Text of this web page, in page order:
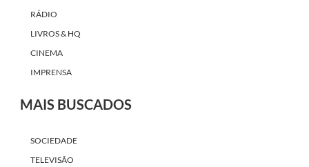
RÁDIO
LIVROS & HQ
CINEMA
IMPRENSA
MAIS BUSCADOS
SOCIEDADE
TELEVISÃO